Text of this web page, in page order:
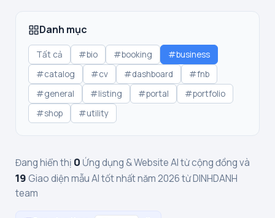
Danh mục
Tất cả #bio #booking
#business
#catalog
#cv #dashboard
#fnb
#general
#listing #portal
#portfolio
#shop
#utility
Đang hiển thị 0 Ứng dụng & Website AI từ cộng đồng và
19 Giao diện mẫu AI tốt nhất năm 2026 từ DINHDANH
team